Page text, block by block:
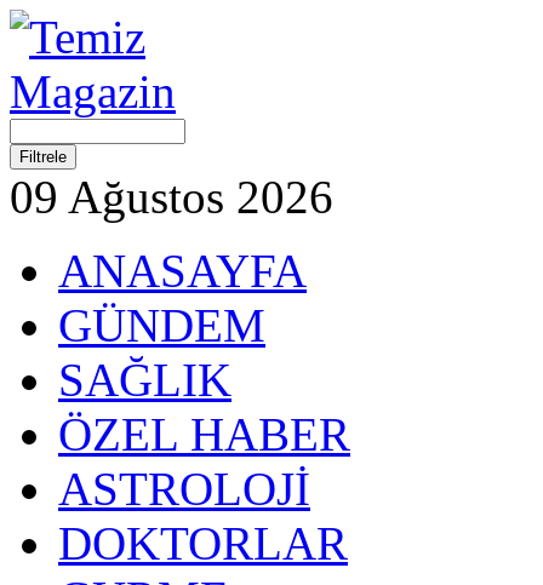
09 Ağustos 2026
ANASAYFA
GÜNDEM
SAĞLIK
ÖZEL HABER
ASTROLOJİ
DOKTORLAR